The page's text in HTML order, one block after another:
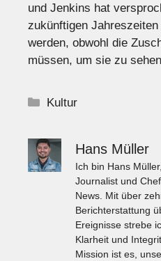
und Jenkins hat
zukünftigen
werden, obwohl die
müssen, um sie zu
Kategorien
Kultur
Hans Müller
Ich bin Hans
Journalist und
News. Mit über
Berichterstattung
Ereignisse strebe
Klarheit und
Mission ist es,